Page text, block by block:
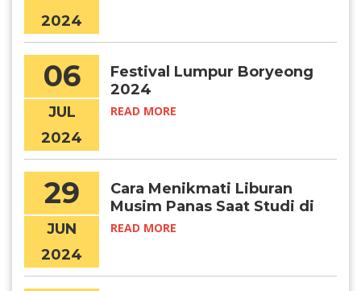
2024
06
JUL
2024
Festival Lumpur Boryeong
2024
READ MORE
29
JUN
2024
Cara Menikmati Liburan
Musim Panas Saat Studi di
Korea
READ MORE